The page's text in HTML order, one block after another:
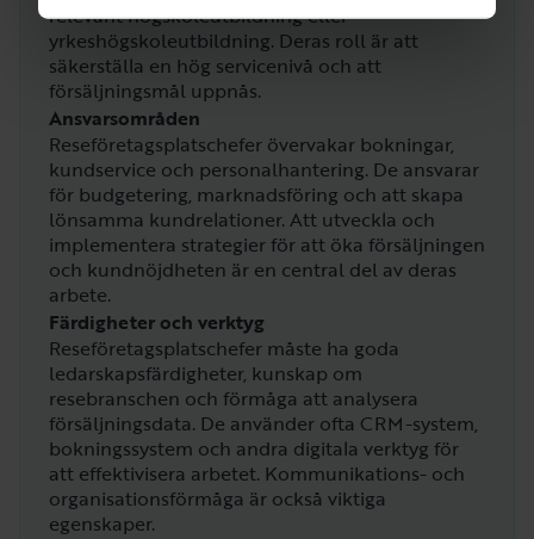
relevant högskoleutbildning eller
yrkeshögskoleutbildning. Deras roll är att
säkerställa en hög servicenivå och att
försäljningsmål uppnås.
Ansvarsområden
Reseföretagsplatschefer övervakar bokningar,
kundservice och personalhantering. De ansvarar
för budgetering, marknadsföring och att skapa
lönsamma kundrelationer. Att utveckla och
implementera strategier för att öka försäljningen
och kundnöjdheten är en central del av deras
arbete.
Färdigheter och verktyg
Reseföretagsplatschefer måste ha goda
ledarskapsfärdigheter, kunskap om
resebranschen och förmåga att analysera
försäljningsdata. De använder ofta CRM-system,
bokningssystem och andra digitala verktyg för
att effektivisera arbetet. Kommunikations- och
organisationsförmåga är också viktiga
egenskaper.